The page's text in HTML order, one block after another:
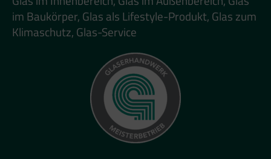
im Baukörper, Glas als Lifestyle-Produkt, Glas zum
Klimaschutz, Glas-Service